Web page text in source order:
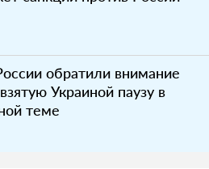
обратили внимание
Украиной паузу в
теме